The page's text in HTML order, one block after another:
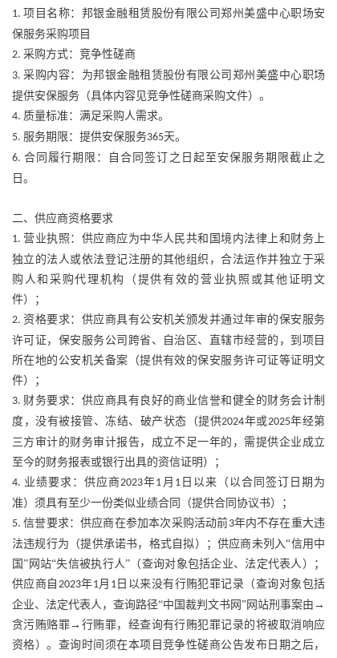
1.项目名称：邦银金融租赁股份有限公司郑州美盛中心职场安
保服务采购项目
2. 采购方式：竞争性磋商
3.采购内容：为邦银金融租赁股份有限公司郑州美盛中心职场
提供安保服务（具体内容见竞争性磋商采购文件）。
4. 质量标准：满足采购人需求。
5. 服务期限：提供安保服务365天。
6.合同履行期限：自合同签订之日起至安保服务期限截止之
日。
二、供应商资格要求
1. 营业执照：供应商应为中华人民共和国境内法律上和财务上
独立的法人或依法登记注册的其他组织，合法运作并独立于采
购人和采购代理机构（提供有效的营业执照或其他证明文
件）；
2.资格要求：供应商具有公安机关颁发并通过年审的保安服务
许可证，保安服务公司跨省、自治区、直辖市经营的，到项目
所在地的公安机关备案（提供有效的保安服务许可证等证明文
件）；
3. 财务要求：供应商具有良好的商业信誉和健全的财务会计制
度，没有被接管、冻结、破产状态（提供2024年或2025年经第
三方审计的财务审计报告，成立不足一年的，需提供企业成立
至今的财务报表或银行出具的资信证明）；
4.业绩要求：供应商2023年1 月 1日以来（以合同签订日期为
准）须具有至少一份类似业绩合同（提供合同协议书）；
5.信誉要求：供应商在参加本次采购活动前3年内不存在重大违
法违规行为（提供承诺书，格式自拟）；供应商未列入“信用中
国”网站“失信被执行人”（查询对象包括企业、法定代表人）；
供应商自 2023年1月 1日以来没有行贿犯罪记录（查询对象包括
企业、法定代表人，查询路径“中国裁判文书网”网站刑事案由→
贪污贿赂罪→行贿罪，经查询有行贿犯罪记录的将被取消响应
资格）。查询时间须在本项目竞争性磋商公告发布日期之后，